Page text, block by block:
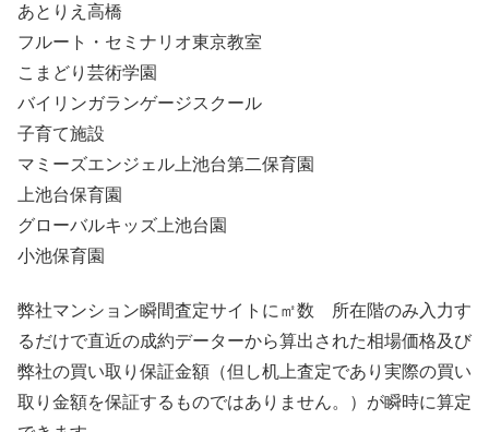
あとりえ高橋
フルート・セミナリオ東京教室
こまどり芸術学園
バイリンガランゲージスクール
子育て施設
マミーズエンジェル上池台第二保育園
上池台保育園
グローバルキッズ上池台園
小池保育園
弊社マンション瞬間査定サイトに㎡数 所在階のみ入力す
るだけで直近の成約データーから算出された相場価格及び
弊社の買い取り保証金額（但し机上査定であり実際の買い
取り金額を保証するものではありません。）が瞬時に算定